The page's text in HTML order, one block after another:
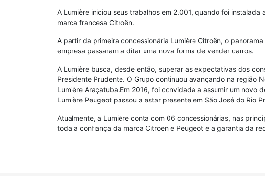
A Lumière iniciou seus trabalhos em 2.001, quando foi
marca francesa Citroën.
A partir da primeira concessionária Lumière Citroën, o
empresa passaram a ditar uma nova forma de vender carros.
A Lumière busca, desde então, superar as expectativas dos
Presidente Prudente. O Grupo continuou avançando na região
Lumière Araçatuba.Em 2016, foi convidada a assumir um novo
Lumière Peugeot passou a estar presente em São José do Rio
Atualmente, a Lumière conta com 06 concessionárias, nas
toda a confiança da marca Citroën e Peugeot e a garantia da